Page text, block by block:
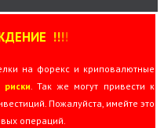
!!!!
на форекс и криповалютные
. Так же могут привести к
Пожалуйста, имейте это
операций.